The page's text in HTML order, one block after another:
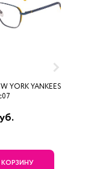
YORK YANKEES
КОРЗИНУ